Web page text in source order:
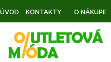
ÚVOD KONTAKTY O NÁKUPE